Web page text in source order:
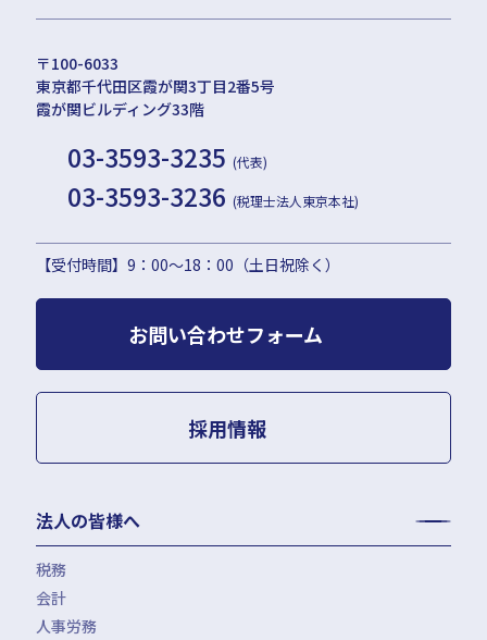
〒100-6033
東京都千代田区霞が関3丁目2番5号
霞が関ビルディング33階
03-3593-3235 (代表)
03-3593-3236 (税理士法人東京本社)
【受付時間】9：00〜18：00（土日祝除く）
お問い合わせフォーム
採用情報
法人の皆様へ
税務
月次決算・税務顧問・税務申告書作成
税務調査対応（会計・税務）
会計
BPO・会計アウトソーシング
人事労務